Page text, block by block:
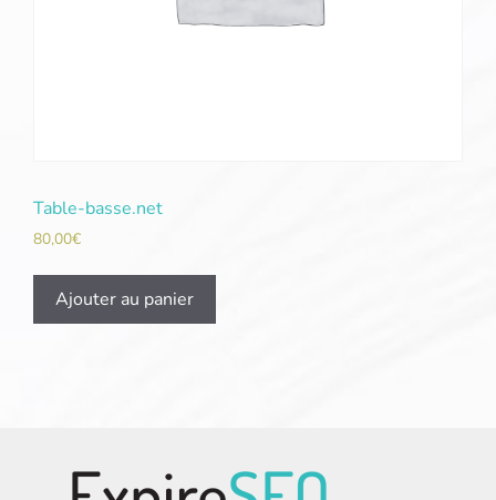
Table-basse.net
80,00€
Ajouter au panier